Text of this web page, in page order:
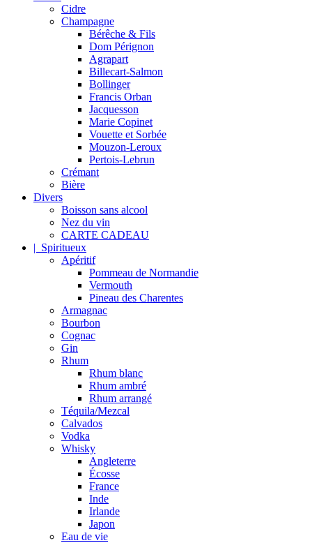
Cidre
Champagne
Bérêche & Fils
Dom Pérignon
Agrapart
Billecart-Salmon
Bollinger
Francis Orban
Jacquesson
Marie Copinet
Vouette et Sorbée
Mouzon-Leroux
Pertois-Lebrun
Crémant
Bière
Divers
Boisson sans alcool
Nez du vin
CARTE CADEAU
| Spiritueux
Apéritif
Pommeau de Normandie
Vermouth
Pineau des Charentes
Armagnac
Bourbon
Cognac
Gin
Rhum
Rhum blanc
Rhum ambré
Rhum arrangé
Téquila/Mezcal
Calvados
Vodka
Whisky
Angleterre
Écosse
France
Inde
Irlande
Japon
Eau de vie